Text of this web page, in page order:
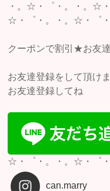
・。☆・゜・。・。☆
☆・゜・。・。☆・゜・
クーポンで割引★お友
お友達登録をして頂け
お友達登録してね
☆・゜・。・。☆・゜
can.marry